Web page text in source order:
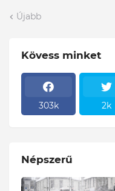
Újabb
Kövess minket
303k 2k
Népszerű